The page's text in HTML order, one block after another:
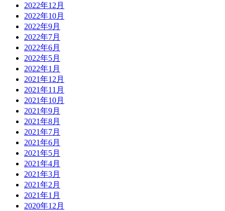
2022年12月
2022年10月
2022年9月
2022年7月
2022年6月
2022年5月
2022年1月
2021年12月
2021年11月
2021年10月
2021年9月
2021年8月
2021年7月
2021年6月
2021年5月
2021年4月
2021年3月
2021年2月
2021年1月
2020年12月